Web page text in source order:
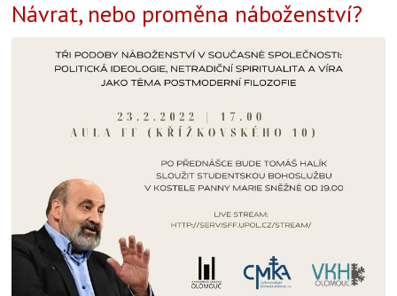
Návrat, nebo proměna náboženství?